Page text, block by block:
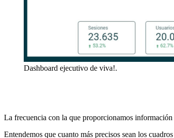
Dashboard ejecutivo de viva!.
La frecuencia con la que proporcionamos información
Entendemos que cuanto más precisos sean los